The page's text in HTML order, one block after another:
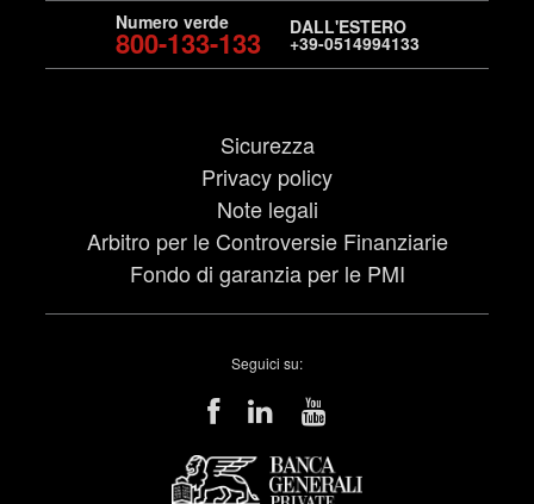
Numero verde
800-133-133 DALL'ESTERO
+39-0514994133
Sicurezza
Privacy policy
Note legali
Arbitro per le Controversie Finanziarie
Fondo di garanzia per le PMI
Seguici su: